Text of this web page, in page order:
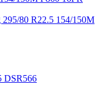
80 R22.5 154/150M